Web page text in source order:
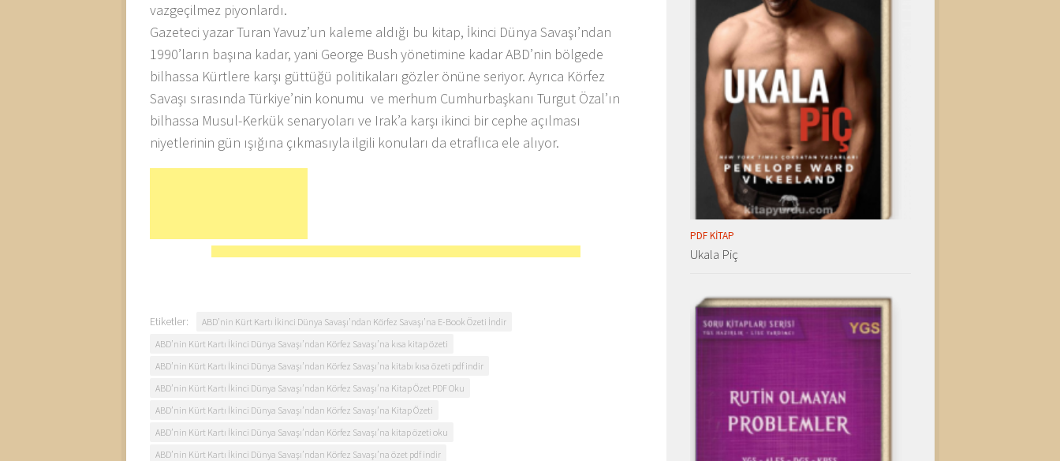
vazgeçilmez piyonlardı.
Gazeteci yazar Turan Yavuz’un kaleme aldığı bu kitap, İkinci Dünya Savaşı’ndan
1990’ların başına kadar, yani George Bush yönetimine kadar ABD’nin bölgede
bilhassa Kürtlere karşı güttüğü politikaları gözler önüne seriyor. Ayrıca Körfez
Savaşı sırasında Türkiye’nin konumu ve merhum Cumhurbaşkanı Turgut Özal’ın
bilhassa Musul-Kerkük senaryoları ve Irak’a karşı ikinci bir cephe açılması
niyetlerinin gün ışığına çıkmasıyla ilgili konuları da etraflıca ele alıyor.
Etiketler:
ABD’nin Kürt Kartı İkinci Dünya Savaşı’ndan Körfez Savaşı’na E-Book Özeti İndir
ABD’nin Kürt Kartı İkinci Dünya Savaşı’ndan Körfez Savaşı’na kısa kitap özeti
ABD’nin Kürt Kartı İkinci Dünya Savaşı’ndan Körfez Savaşı’na kitabı kısa özeti pdf indir
ABD’nin Kürt Kartı İkinci Dünya Savaşı’ndan Körfez Savaşı’na Kitap Özet PDF Oku
ABD’nin Kürt Kartı İkinci Dünya Savaşı’ndan Körfez Savaşı’na Kitap Özeti
ABD’nin Kürt Kartı İkinci Dünya Savaşı’ndan Körfez Savaşı’na kitap özeti oku
ABD’nin Kürt Kartı İkinci Dünya Savaşı’ndan Körfez Savaşı’na özet pdf indir
PDF KITAP
Ukala Piç